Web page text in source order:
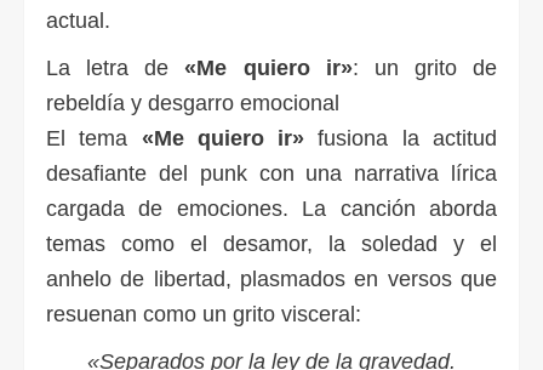
actual.
La letra de«Me quiero ir»: un grito de
rebeldía y desgarro emocional
El tema «Me quiero ir» fusiona la actitud
desafiante del punk con una narrativa lírica
cargada de emociones. La canción aborda
temas como el desamor, la soledad y el
anhelo de libertad, plasmados en versos que
resuenan como un grito visceral:
«Separados por la ley de la gravedad.